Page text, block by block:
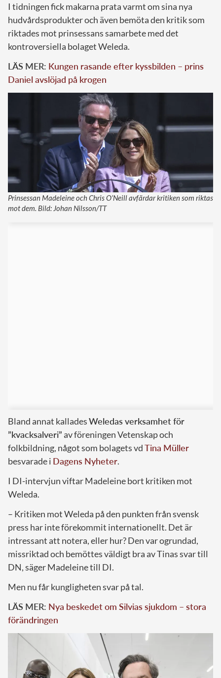
I tidningen fick makarna prata varmt om sina nya
hudvårdsprodukter och även bemöta den kritik som
riktades mot prinsessans samarbete med det
kontroversiella bolaget Weleda.
LÄS MER: Kungen rasande efter kyssbilden – prins
Daniel avslöjad på krogen
Prinsessan Madeleine och Chris O’Neill avfärdar kritiken som riktas
mot dem. Bild: Johan Nilsson/TT
Bland annat kalladesWeledas verksamhet för
”kvacksalveri” av föreningen Vetenskap och
folkbildning, något som bolagets vdTina Müller
besvarade i Dagens Nyheter.
I DI-intervjun viftar Madeleine bort kritiken mot
Weleda.
– Kritiken mot Weleda på den punkten från svensk
press har inte förekommit internationellt. Det är
intressant att notera, eller hur? Den var ogrundad,
missriktad och bemöttes väldigt bra av Tinas svar till
DN, säger Madeleine till DI.
Men nu får kungligheten svar på tal.
LÄS MER: Nya beskedet om Silvias sjukdom – stora
förändringen